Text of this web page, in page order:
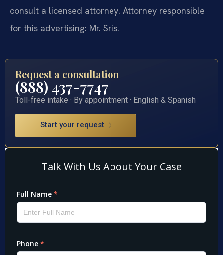
consult a licensed attorney. Attorney responsible
for this advertising: Mr. Sris.
Request a consultation
(888) 437-7747
Toll-free intake · By appointment · English & Spanish
Start your request